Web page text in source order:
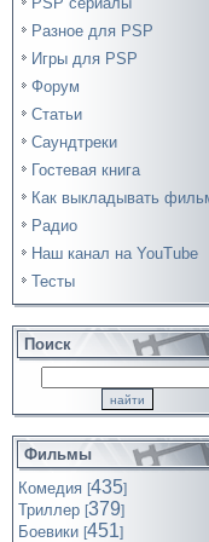
Разное для PSP
Игры для PSP
Форум
Статьи
Саундтреки
Гостевая книга
Как выкладывать
Радио
Наш канал на YouTube
Тесты
Поиск
Фильмы
Комедия [435]
Триллер [379]
Боевики [451]